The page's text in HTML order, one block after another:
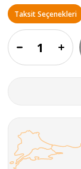
Taksit Seçenekleri